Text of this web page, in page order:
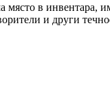
място в инвентара,
и други